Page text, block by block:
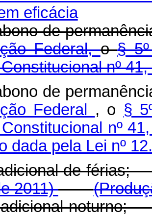
eficácia
de
Federal,o§
nº
de
Federal , o §
nº
dada pela Lei nº
de
2011)
adicional